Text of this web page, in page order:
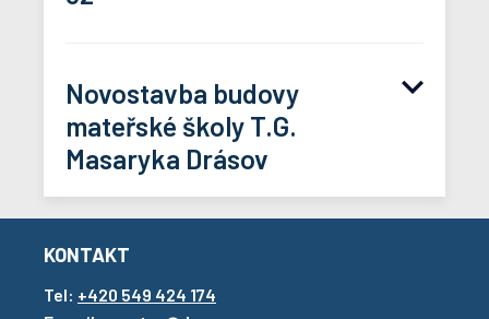
Drásov.pdf
Novostavba budovy
mateřské školy T.G.
Masaryka Drásov
Název projektu:
Novostavba budovy mateřské školy vč.
KONTAKT
Tel: +420 549 424 174